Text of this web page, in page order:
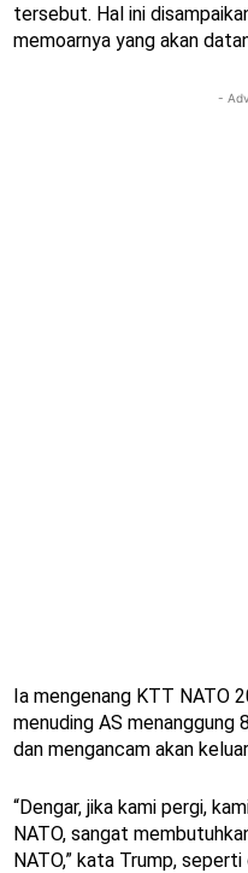
tersebut. Hal ini
memoarnya yang akan
-
Ia mengenang KTT NATO
menuding AS menanggung
dan mengancam akan
“Dengar, jika kami pergi,
NATO, sangat
NATO,” kata Trump,